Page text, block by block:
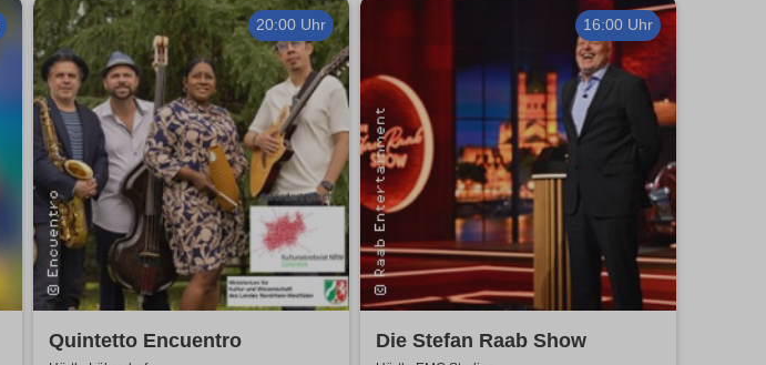
20:00 Uhr
Quintetto Encuentro
16:00 Uhr
Die Stefan Raab Show